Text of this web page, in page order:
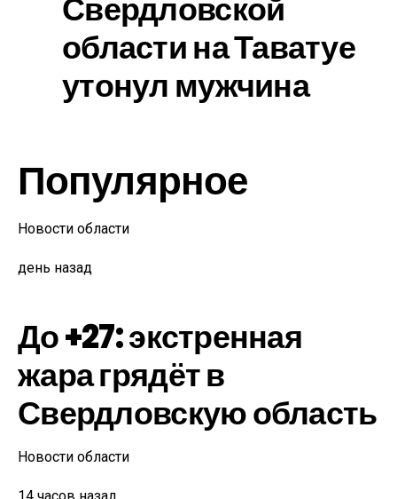
Свердловской
области на Таватуе
утонул мужчина
Популярное
Новости области
день назад
До +27: экстренная
жара грядёт в
Свердловскую область
Новости области